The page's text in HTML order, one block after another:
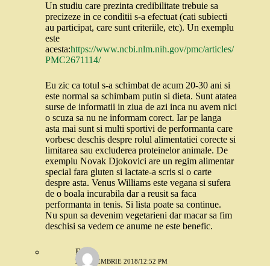
Un studiu care prezinta credibilitate trebuie sa
precizeze in ce conditii s-a efectuat (cati subiecti
au participat, care sunt criteriile, etc). Un exemplu
este
acesta:https://www.ncbi.nlm.nih.gov/pmc/articles/
PMC2671114/
Eu zic ca totul s-a schimbat de acum 20-30 ani si
este normal sa schimbam putin si dieta. Sunt atatea
surse de informatii in ziua de azi inca nu avem nici
o scuza sa nu ne informam corect. Iar pe langa
asta mai sunt si multi sportivi de performanta care
vorbesc deschis despre rolul alimentatiei corecte si
limitarea sau excluderea proteinelor animale. De
exemplu Novak Djokovici are un regim alimentar
special fara gluten si lactate-a scris si o carte
despre asta. Venus Williams este vegana si sufera
de o boala incurabila dar a reusit sa faca
performanta in tenis. Si lista poate sa continue.
Nu spun sa devenim vegetarieni dar macar sa fim
deschisi sa vedem ce anume ne este benefic.
Robo
23 NOIEMBRIE 2018/12:52 PM